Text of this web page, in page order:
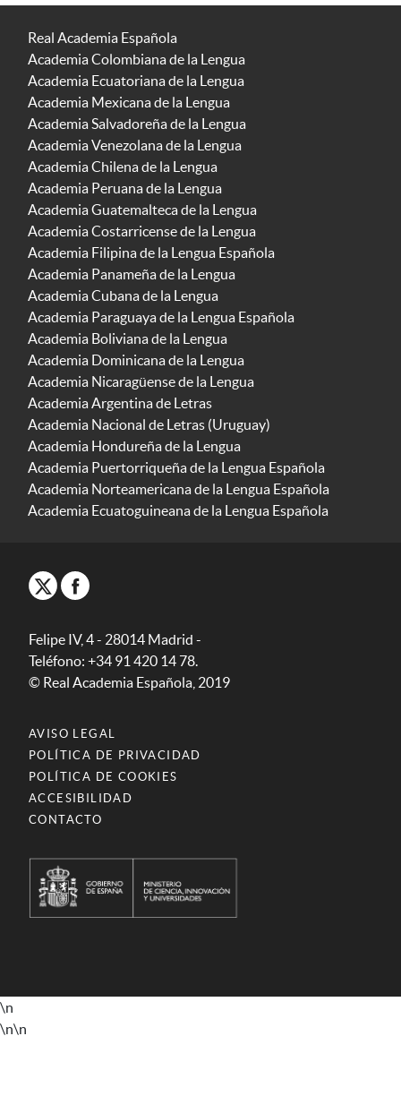
Real Academia Española
Academia Colombiana de la Lengua
Academia Ecuatoriana de la Lengua
Academia Mexicana de la Lengua
Academia Salvadoreña de la Lengua
Academia Venezolana de la Lengua
Academia Chilena de la Lengua
Academia Peruana de la Lengua
Academia Guatemalteca de la Lengua
Academia Costarricense de la Lengua
Academia Filipina de la Lengua Española
Academia Panameña de la Lengua
Academia Cubana de la Lengua
Academia Paraguaya de la Lengua Española
Academia Boliviana de la Lengua
Academia Dominicana de la Lengua
Academia Nicaragüense de la Lengua
Academia Argentina de Letras
Academia Nacional de Letras (Uruguay)
Academia Hondureña de la Lengua
Academia Puertorriqueña de la Lengua Española
Academia Norteamericana de la Lengua Española
Academia Ecuatoguineana de la Lengua Española
Felipe IV, 4 - 28014 Madrid -
Teléfono: +34 91 420 14 78.
© Real Academia Española, 2019
AVISO LEGAL
POLÍTICA DE PRIVACIDAD
POLÍTICA DE COOKIES
ACCESIBILIDAD
CONTACTO
\n
\n\n